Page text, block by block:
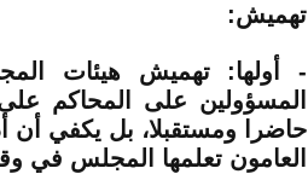
تهميش:
- أولها: تهميش هيئات
المسؤولين على المحاكم
حاضرا ومستقبلا، بل يكفي أن
العامون تعلمها المجلس في